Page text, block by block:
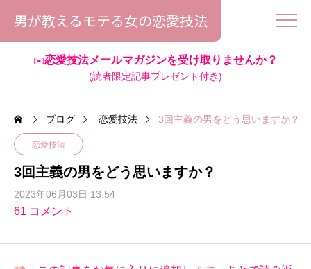
男が教えるモテる女の恋愛技法
✉️恋愛技法メールマガジンを受け取りませんか？
(読者限定記事プレゼント付き)
ブログ 恋愛技法 3回主義の男をどう思いますか？
恋愛技法
3回主義の男をどう思いますか？
2023年06月03日 13:54
61 コメント